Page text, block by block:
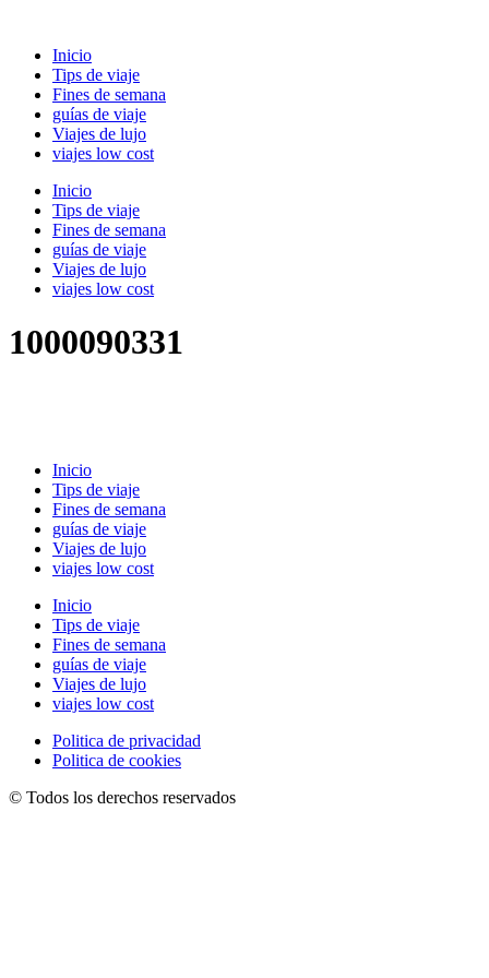
contenido
Inicio
Tips de viaje
Fines de semana
guías de viaje
Viajes de lujo
viajes low cost
Inicio
Tips de viaje
Fines de semana
guías de viaje
Viajes de lujo
viajes low cost
1000090331
Inicio
Tips de viaje
Fines de semana
guías de viaje
Viajes de lujo
viajes low cost
Inicio
Tips de viaje
Fines de semana
guías de viaje
Viajes de lujo
viajes low cost
Politica de privacidad
Politica de cookies
© Todos los derechos reservados